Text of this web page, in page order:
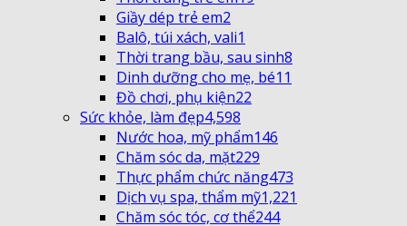
Giầy dép trẻ em2
Balô, túi xách, vali1
Thời trang bầu, sau sinh8
Dinh dưỡng cho mẹ, bé11
Đồ chơi, phụ kiện22
Sức khỏe, làm đẹp4,598
Nước hoa, mỹ phẩm146
Chăm sóc da, mặt229
Thực phẩm chức năng473
Dịch vụ spa, thẩm mỹ1,221
Chăm sóc tóc, cơ thể244